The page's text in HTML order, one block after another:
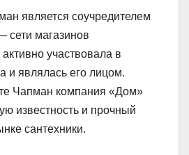
является соучредителем
сети магазинов
участвовала в
и являлась его лицом.
Чапман компания «Дом»
известность и прочный
сантехники.